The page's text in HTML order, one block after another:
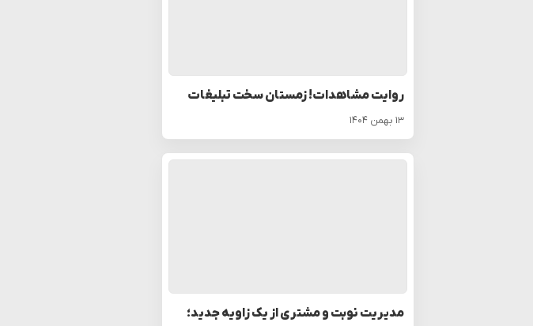
روایت مشاهدات! زمستان سخت تبلیغات
۱۳ بهمن ۱۴۰۴
مدیریت نوبت و مشتری از یک زاویه جدید؛